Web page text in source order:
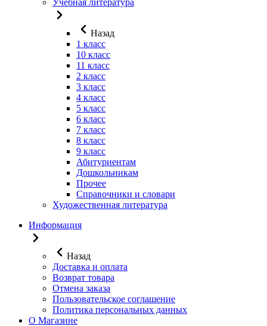
Назад
1 класс
10 класс
11 класс
2 класс
3 класс
4 класс
5 класс
6 класс
7 класс
8 класс
9 класс
Абитуриентам
Дошкольникам
Прочее
Справочники и словари
Художественная литература
Информация
Назад
Доставка и оплата
Возврат товара
Отмена заказа
Пользовательское соглашение
Политика персональных данных
О Магазине